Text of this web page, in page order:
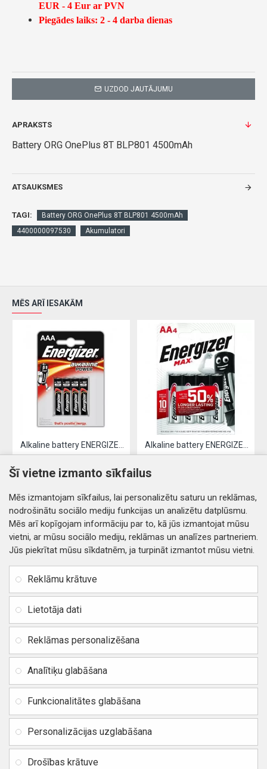
EUR - 4 Eur ar PVN
Piegādes laiks: 2 - 4 darba dienas
UZDOD JAUTĀJUMU
APRAKSTS
Battery ORG OnePlus 8T BLP801 4500mAh
ATSAUKSMES
TAGI:
Battery ORG OnePlus 8T BLP801 4500mAh
4400000097530
Akumulatori
MĒS ARĪ IESAKĀM
Kontakti
Distances līgums
Privātuma politika
Preču un naudas atgriešana
Piegādes un apmaksa
Vietnes karte
Rekvizīti
Jur. adrese: Zasulauka iela
Reģ. Nr. 40103717618,
BIC / SWIFT: HABALV22
TEl.: +371 20219155
E-pasts:info@mobipart.eu
Autortiesības © 2021, MOBIPART.EU, Visas tiesības aizsargātas
Šī vietne izmanto sīkfailus
Mēs izmantojam sīkfailus, lai personalizētu saturu un reklāmas,
nodrošinātu sociālo mediju funkcijas un analizētu datplūsmu.
Mēs arī kopīgojam informāciju par to, kā jūs izmantojat mūsu
vietni, ar mūsu sociālo mediju, reklāmas un analīzes partneriem.
Jūs piekrītat mūsu sīkdatnēm, ja turpināt izmantot mūsu vietni.
Reklāmu krātuve
Lietotāja dati
Reklāmas personalizēšana
Analītiķu glabāšana
Funkcionalitātes glabāšana
Personalizācijas uzglabāšana
Drošības krātuve